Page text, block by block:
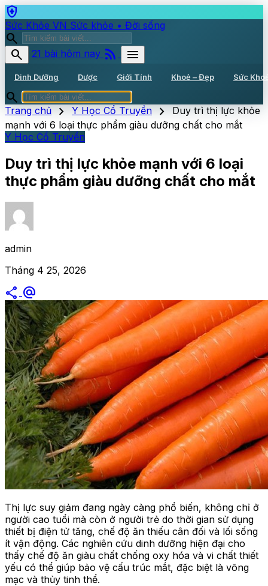
health_and_safety
Sức Khỏe VN Sức khỏe • Đời sống
search
search
21 bài hôm nay rss_feed menu
Dinh Dưỡng Dược Giới Tính Khoẻ – Đẹp Sức
search
Trang chủ chevron_right Y Học Cổ Truyền chevron_right Duy trì thị lực khỏe
mạnh với 6 loại thực phẩm giàu dưỡng chất cho mắt
Y Học Cổ Truyền
Duy trì thị lực khỏe mạnh với 6 loại
thực phẩm giàu dưỡng chất cho mắt
admin
Tháng 4 25, 2026
share alternate_email
Thị lực suy giảm đang ngày càng phổ biến, không chỉ ở
người cao tuổi mà còn ở người trẻ do thời gian sử dụng
thiết bị điện tử tăng, chế độ ăn thiếu cân đối và lối sống
ít vận động. Các nghiên cứu dinh dưỡng hiện đại cho
thấy chế độ ăn giàu chất chống oxy hóa và vi chất thiết
yếu có thể giúp bảo vệ cấu trúc mắt, đặc biệt là võng
mạc và thủy tinh thể.